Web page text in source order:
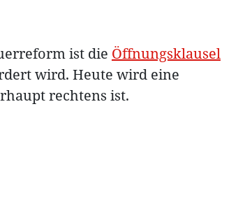
ist die Öffnungsklausel
wird. Heute wird eine
rechtens ist.